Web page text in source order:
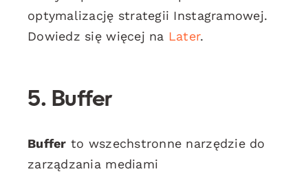
optymalizację strategii Instagramowej.
Dowiedz się więcej na Later.
5. Buffer
Buffer to wszechstronne narzędzie do
zarządzania mediami